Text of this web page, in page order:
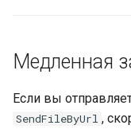
Медленная
Если вы
SendFileByUrl ,